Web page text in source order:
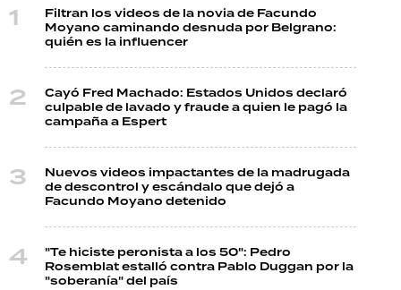
Filtran los videos de la novia de Facundo
Moyano caminando desnuda por Belgrano:
quién es la influencer
Cayó Fred Machado: Estados Unidos declaró
culpable de lavado y fraude a quien le pagó la
campaña a Espert
Nuevos videos impactantes de la madrugada
de descontrol y escándalo que dejó a
Facundo Moyano detenido
"Te hiciste peronista a los 50": Pedro
Rosemblat estalló contra Pablo Duggan por la
"soberanía" del país